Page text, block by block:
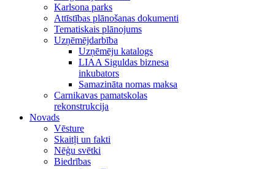
Karlsona parks
Attīstības plānošanas dokumenti
Tematiskais plānojums
Uzņēmējdarbība
Uzņēmēju katalogs
LIAA Siguldas biznesa
inkubators
Samazināta nomas maksa
Carnikavas pamatskolas
rekonstrukcija
Novads
Vēsture
Skaitļi un fakti
Nēģu svētki
Biedrības